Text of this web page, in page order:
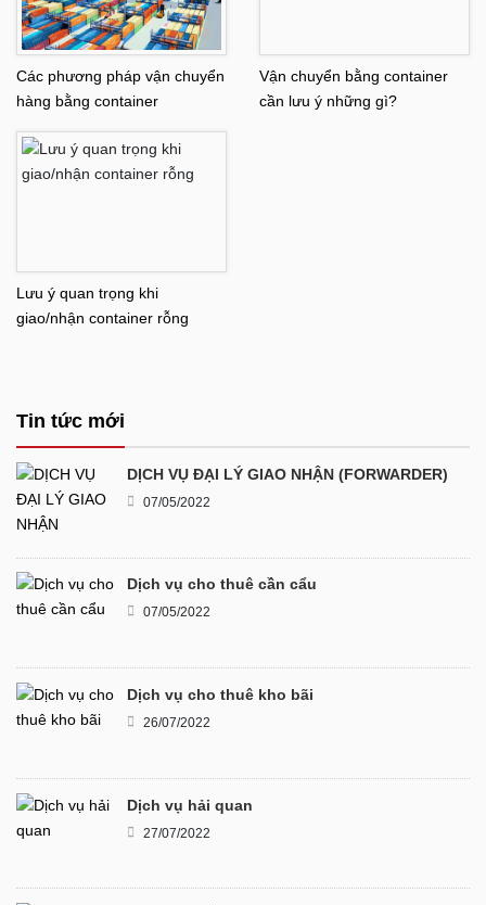
Các phương pháp vận chuyển
hàng bằng container
Vận chuyển bằng container
cần lưu ý những gì?
Lưu ý quan trọng khi
giao/nhận container rỗng
Tin tức mới
DỊCH VỤ ĐẠI LÝ GIAO NHẬN (FORWARDER)
07/05/2022
Dịch vụ cho thuê cần cẩu
07/05/2022
Dịch vụ cho thuê kho bãi
26/07/2022
Dịch vụ hải quan
27/07/2022